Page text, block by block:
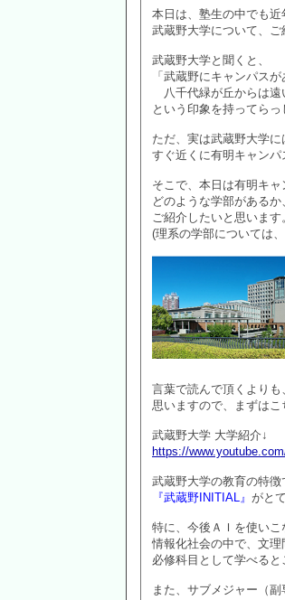
本日は、塾生の中でも
武蔵野大学について、ご
武蔵野大学と聞くと、
「武蔵野にキャンパス
八千代緑が丘からは遠
という印象を持ってらっ
ただ、実は武蔵野大学に
すぐ近くに有明キャンパ
そこで、本日は有明キャ
どのような学部がある
ご紹介したいと思います
(理系の学部については
言葉で読んで頂くより
思いますので、まずはこ
武蔵野大学 大学紹介↓
https://
武蔵野大学の教育の特徴
『武蔵野INITIAL』 がと
特に、今後ＡＩを使い
情報化社会の中で、文
必修科目として学べると
また、サブメジャー（